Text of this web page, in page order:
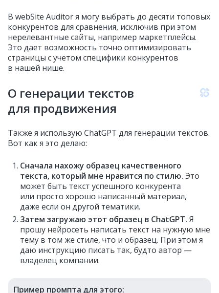
В webSite Auditor я могу выбрать до десяти топовых
конкурентов для сравнения, исключив при этом
нерелевантные сайты, например маркетплейсы.
Это дает возможность точно оптимизировать
страницы с учётом специфики конкурентов
в нашей нише.
О генерации текстов
для продвижения
Также я использую ChatGPT для генерации текстов.
Вот как я это делаю:
Сначала нахожу образец качественного
текста, который мне нравится по стилю. Это
может быть текст успешного конкурента
или просто хорошо написанный материал,
даже если он другой тематики.
Затем загружаю этот образец в ChatGPT. Я
прошу нейросеть написать текст на нужную мне
тему в том же стиле, что и образец. При этом я
даю инструкцию писать так, будто автор —
владелец компании.
Пример промпта для этого: